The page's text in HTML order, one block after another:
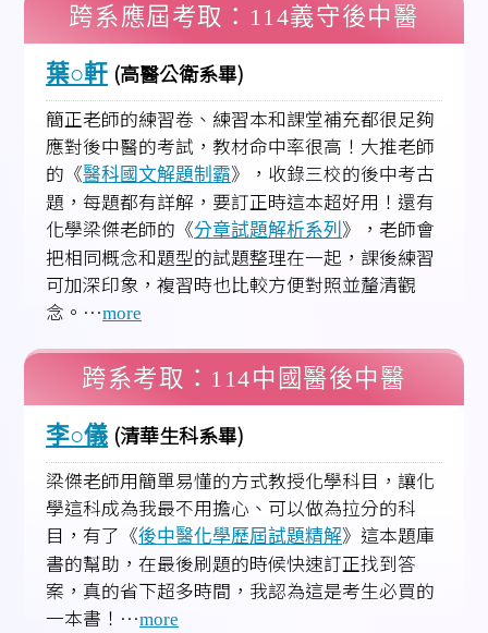
跨系應屆考取：114義守後中醫
葉○軒 (高醫公衛系畢)
簡正老師的練習卷、練習本和課堂補充都很足夠
應對後中醫的考試，教材命中率很高！大推老師
的《醫科國文解題制霸》，收錄三校的後中考古
題，每題都有詳解，要訂正時這本超好用！還有
化學梁傑老師的《分章試題解析系列 》，老師會
把相同概念和題型的試題整理在一起，課後練習
可加深印象，複習時也比較方便對照並釐清觀
念。…more
跨系考取：114中國醫後中醫
李○儀 (清華生科系畢)
梁傑老師用簡單易懂的方式教授化學科目，讓化
學這科成為我最不用擔心、可以做為拉分的科
目，有了《後中醫化學歷屆試題精解》這本題庫
書的幫助，在最後刷題的時候快速訂正找到答
案，真的省下超多時間，我認為這是考生必買的
一本書！…more